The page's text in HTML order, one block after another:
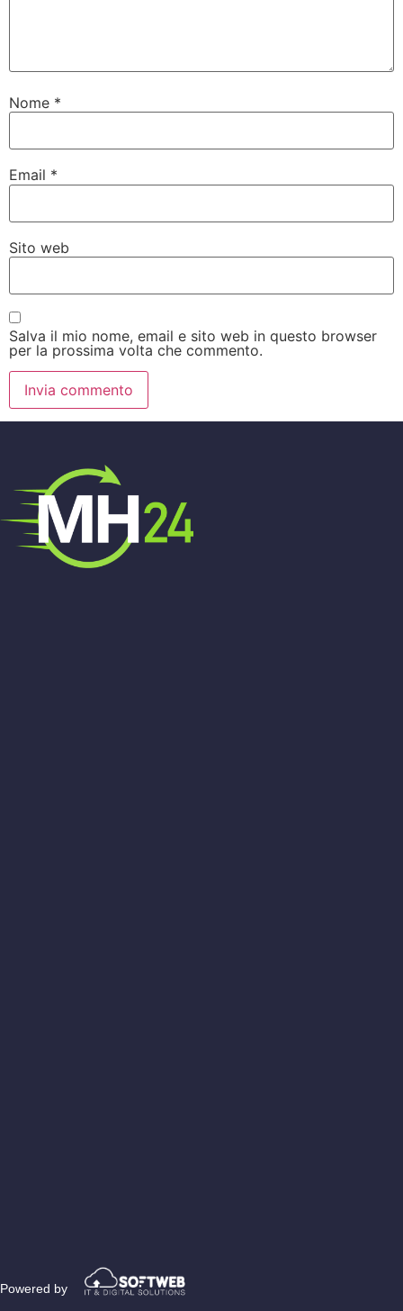
Nome *
Email *
Sito web
Salva il mio nome, email e sito web in questo browser
per la prossima volta che commento.
Powered by